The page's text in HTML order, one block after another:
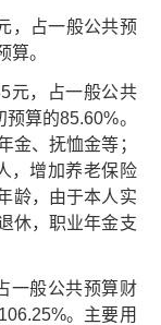
，占一般公共预
算。
元，占一般公共
算的85.60%。
金、抚恤金等；
，增加养老保险
龄，由于本人实
休，职业年金支
一般公共预算财
。主要用